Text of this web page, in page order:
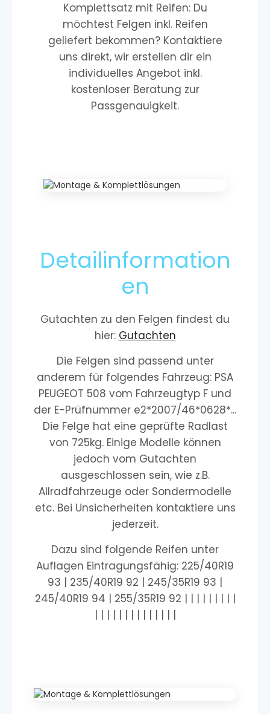
Komplettsatz mit Reifen: Du
möchtest Felgen inkl. Reifen
geliefert bekommen? Kontaktiere
uns direkt, wir erstellen dir ein
individuelles Angebot inkl.
kostenloser Beratung zur
Passgenauigkeit.
Detailinformation
en
Gutachten zu den Felgen findest du
hier: Gutachten
Die Felgen sind passend unter
anderem für folgendes Fahrzeug: PSA
PEUGEOT 508 vom Fahrzeugtyp F und
der E-Prüfnummer e2*2007/46*0628*...
Die Felge hat eine geprüfte Radlast
von 725kg. Einige Modelle können
jedoch vom Gutachten
ausgeschlossen sein, wie z.B.
Allradfahrzeuge oder Sondermodelle
etc. Bei Unsicherheiten kontaktiere uns
jederzeit.
Dazu sind folgende Reifen unter
Auflagen Eintragungsfähig: 225/40R19
93 | 235/40R19 92 | 245/35R19 93 |
245/40R19 94 | 255/35R19 92 | | | | | | | | |
| | | | | | | | | | | | | |